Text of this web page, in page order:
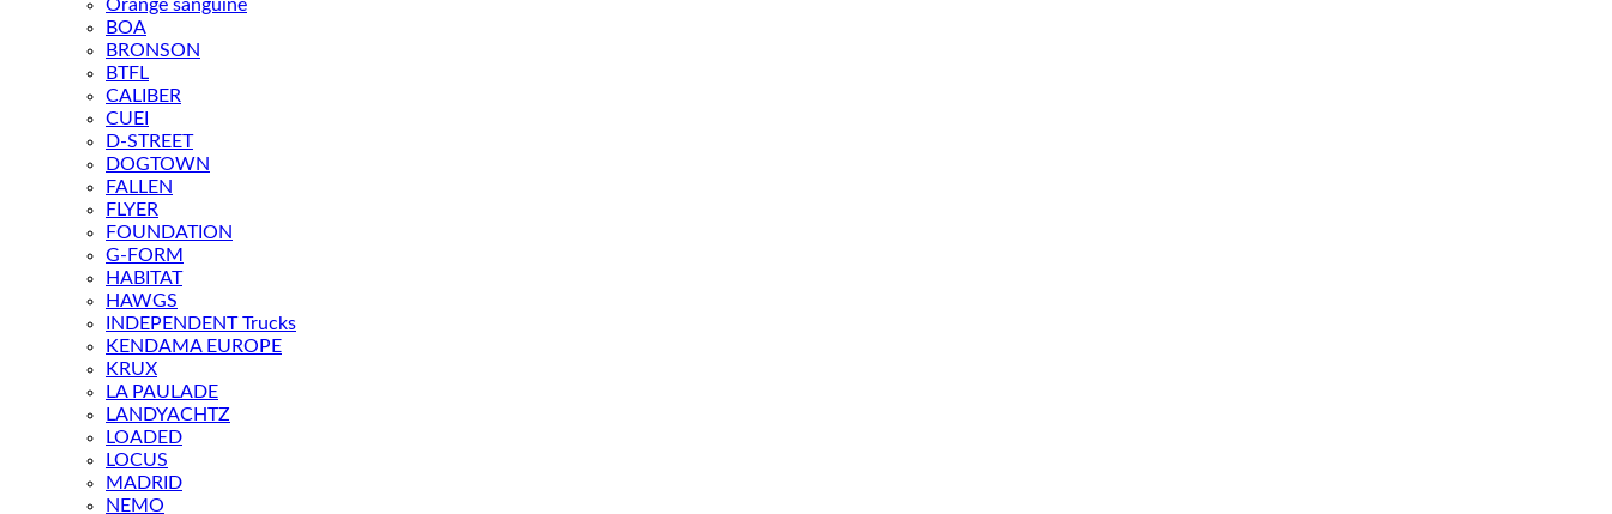
Orange sanguine
BOA
BRONSON
BTFL
CALIBER
CUEI
D-STREET
DOGTOWN
FALLEN
FLYER
FOUNDATION
G-FORM
HABITAT
HAWGS
INDEPENDENT Trucks
KENDAMA EUROPE
KRUX
LA PAULADE
LANDYACHTZ
LOADED
LOCUS
MADRID
NEMO